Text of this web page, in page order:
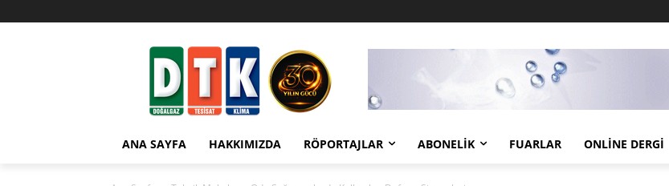
ANA SAYFA HAKKIMIZDA RÖPORTAJLAR ABONELIK FUARLAR ONLINE DERGI